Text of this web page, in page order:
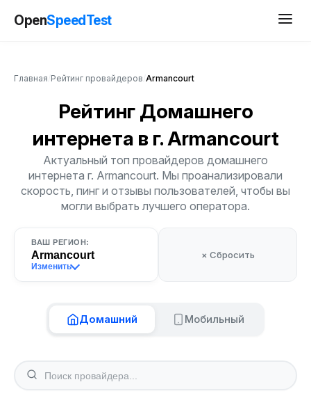
OpenSpeedTest
Главная Рейтинг провайдеров Armancourt
Рейтинг Домашнего
интернета в г. Armancourt
Актуальный топ провайдеров домашнего
интернета г. Armancourt. Мы проанализировали
скорость, пинг и отзывы пользователей, чтобы вы
могли выбрать лучшего оператора.
ВАШ РЕГИОН:
Armancourt
Изменить
× Сбросить
Домашний Мобильный